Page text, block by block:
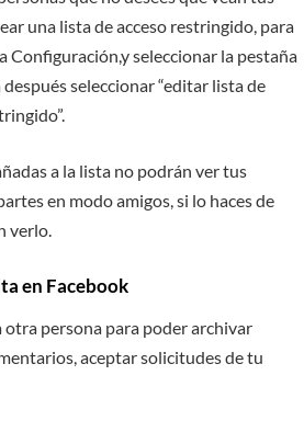
una lista de acceso restringido, para
Configuración,y seleccionar la pestaña
seleccionar “editar lista de
a la lista no podrán ver tus
en modo amigos, si lo haces de
verlo.
en Facebook
otra persona para poder archivar
aceptar solicitudes de tu